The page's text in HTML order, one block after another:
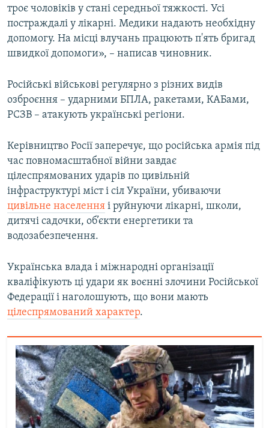
троє чоловіків у стані середньої тяжкості. Усі
постраждалі у лікарні. Медики надають необхідну
допомогу. На місці влучань працюють п'ять бригад
швидкої допомоги», – написав чиновник.
Російські військові регулярно з різних видів
озброєння – ударними БПЛА, ракетами, КАБами,
РСЗВ – атакують українські регіони.
Керівництво Росії заперечує, що російська армія під
час повномасштабної війни завдає
цілеспрямованих ударів по цивільній
інфраструктурі міст і сіл України, убиваючи
цивільне населення і руйнуючи лікарні, школи,
дитячі садочки, об’єкти енергетики та
водозабезпечення.
Українська влада і міжнародні організації
кваліфікують ці удари як воєнні злочини Російської
Федерації і наголошують, що вони мають
цілеспрямований характер.